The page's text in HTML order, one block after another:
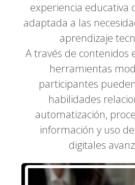
experiencia educativa
adaptada a las
aprendizaje
A través de contenidos
herramientas
participantes
habilidades
automatización,
información y uso
digitales